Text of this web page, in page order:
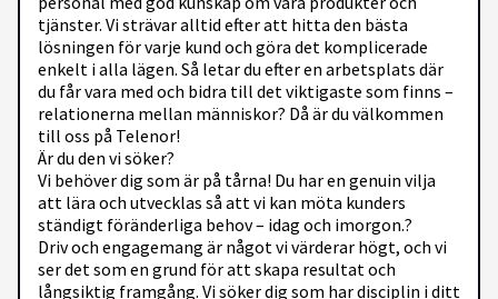
tjänster. Vi strävar alltid efter att hitta den bästa
lösningen för varje kund och göra det komplicerade
enkelt i alla lägen. Så letar du efter en arbetsplats där
du får vara med och bidra till det viktigaste som finns –
relationerna mellan människor? Då är du välkommen
till oss på Telenor!
Är du den vi söker?
Vi behöver dig som är på tårna! Du har en genuin vilja
att lära och utvecklas så att vi kan möta kunders
ständigt föränderliga behov – idag och imorgon.?
Driv och engagemang är något vi värderar högt, och vi
ser det som en grund för att skapa resultat och
långsiktig framgång. Vi söker dig som har disciplin i ditt